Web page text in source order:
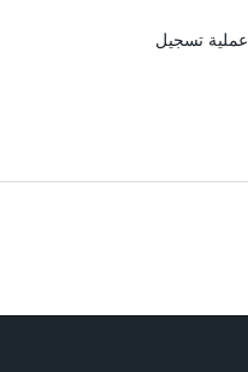
عملية تسجيل